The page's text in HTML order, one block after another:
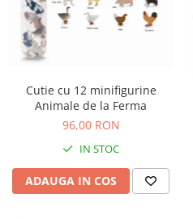
Plastilina
Seturi de desen
Seturi de pictura pentru copii
Nisip kinetic
Jucarii interactive
Proiector pentru copii
Caruseluri muzicale
Cutie cu 12 minifigurine
Animale de la Ferma
96,00 RON
IN STOC
ADAUGA IN COS